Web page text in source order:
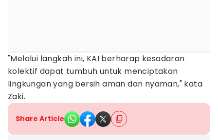
"Melalui langkah ini, KAI berharap kesadaran
kolektif dapat tumbuh untuk menciptakan
lingkungan yang bersih aman dan nyaman," kata
Zaki.
Share Article